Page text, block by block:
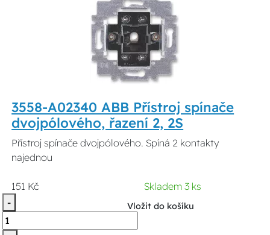
3558-A02340 ABB Přístroj spínače
dvojpólového, řazení 2, 2S
Přístroj spínače dvojpólového. Spíná 2 kontakty
najednou
151 Kč
Skladem 3 ks
-
Vložit do košíku